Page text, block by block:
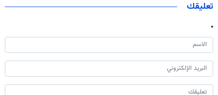
تعليقك